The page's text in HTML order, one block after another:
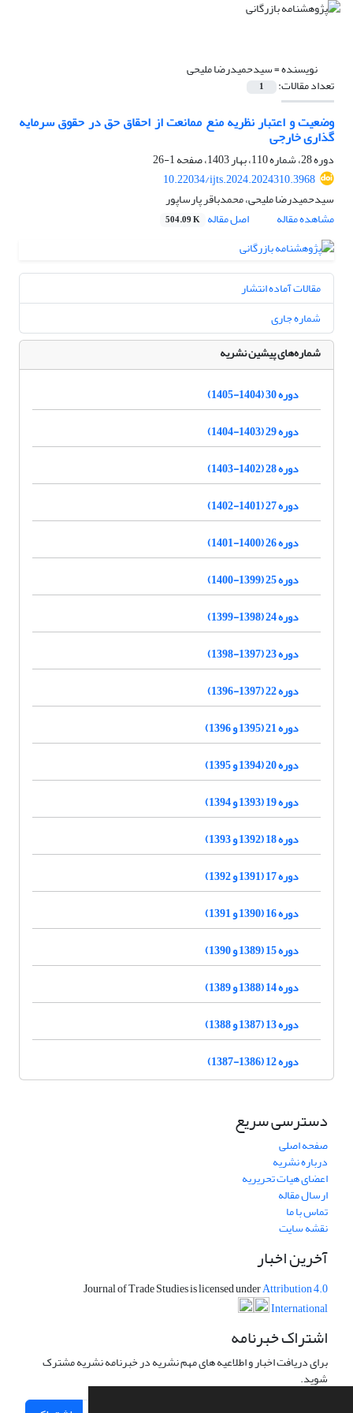
نویسنده =سیدحمیدرضا ملیحی
تعداد مقالات: 1
وضعیت و اعتبار نظریه منع ممانعت از احقاق حق در حقوق سرمایه
گذاری خارجی
دوره 28، شماره 110، بهار 1403، صفحه
1-26
10.22034/ijts.2024.2024310.3968
سیدحمیدرضا ملیحی، محمدباقر پارساپور
مشاهده مقاله
اصل مقاله 504.09 K
مقالات آماده انتشار
شماره جاری
شماره‌های پیشین نشریه
دوره 30 (1404-1405)
دوره 29 (1403-1404)
دوره 28 (1402-1403)
دوره 27 (1401-1402)
دوره 26 (1400-1401)
دوره 25 (1399-1400)
دوره 24 (1398-1399)
دوره 23 (1397-1398)
دوره 22 (1397-1396)
دوره 21 (1395 و 1396)
دوره 20 (1394 و 1395)
دوره 19 (1393 و 1394)
دوره 18 (1392 و 1393)
دوره 17 (1391 و 1392)
دوره 16 (1390 و 1391)
دوره 15 (1389 و 1390)
دوره 14 (1388 و 1389)
دوره 13 (1387 و 1388)
دوره 12 (1386-1387)
دسترسی سریع
صفحه اصلی
درباره نشریه
اعضای هیات تحریریه
ارسال مقاله
تماس با ما
نقشه سایت
آخرین اخبار
Journal of Trade Studies is licensed underAttribution 4.0
International
اشتراک خبرنامه
برای دریافت اخبار و اطلاعیه های مهم نشریه در خبرنامه نشریه مشترک
شوید.